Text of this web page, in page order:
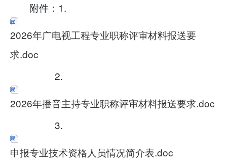
附件：1.
2026年广电视工程专业职称评审材料报送要
求.doc
2.
2026年播音主持专业职称评审材料报送要求.doc
3.
申报专业技术资格人员情况简介表.doc